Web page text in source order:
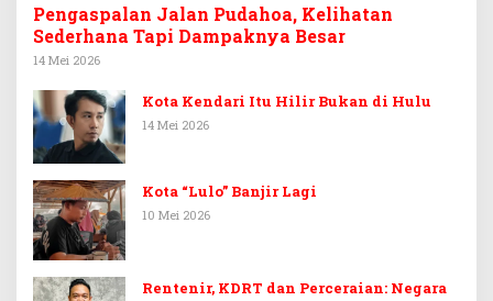
Pengaspalan Jalan Pudahoa, Kelihatan
Sederhana Tapi Dampaknya Besar
14 Mei 2026
Kota Kendari Itu Hilir Bukan di Hulu
14 Mei 2026
Kota “Lulo” Banjir Lagi
10 Mei 2026
Rentenir, KDRT dan Perceraian: Negara